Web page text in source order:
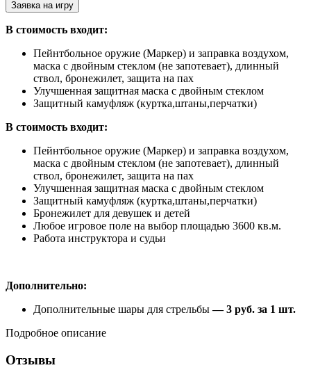
Заявка на игру
В стоимость входит:
Пейнтбольное оружие (Маркер) и заправка воздухом,
маска с двойным стеклом (не запотевает), длинный
ствол, бронежилет, защита на пах
Улучшенная защитная маска с двойным стеклом
Защитный камуфляж (куртка,штаны,перчатки)
В стоимость входит:
Пейнтбольное оружие (Маркер) и заправка воздухом,
маска с двойным стеклом (не запотевает), длинный
ствол, бронежилет, защита на пах
Улучшенная защитная маска с двойным стеклом
Защитный камуфляж (куртка,штаны,перчатки)
Бронежилет для девушек и детей
Любое игровое поле на выбор площадью 3600 кв.м.
Работа инструктора и судьи
Дополнительно:
Дополнительные шары для стрельбы— 3 руб. за 1 шт.
Подробное описание
Отзывы